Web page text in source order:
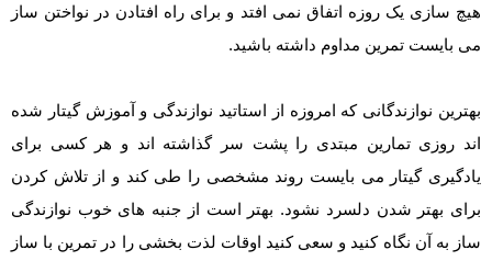
هیچ سازی یک روزه اتفاق نمی افتد و برای راه افتادن در نواختن ساز
می بایست تمرین مداوم داشته باشید.
بهترین نوازندگانی که امروزه از استاتید نوازندگی و آموزش گیتار شده
اند روزی تمارین مبتدی را پشت سر گذاشته اند و هر کسی برای
یادگیری گیتار می بایست روند مشخصی را طی کند و از تلاش کردن
برای بهتر شدن دلسرد نشود. بهتر است از جنبه های خوب نوازندگی
ساز به آن نگاه کنید و سعی کنید اوقات لذت بخشی را در تمرین با ساز